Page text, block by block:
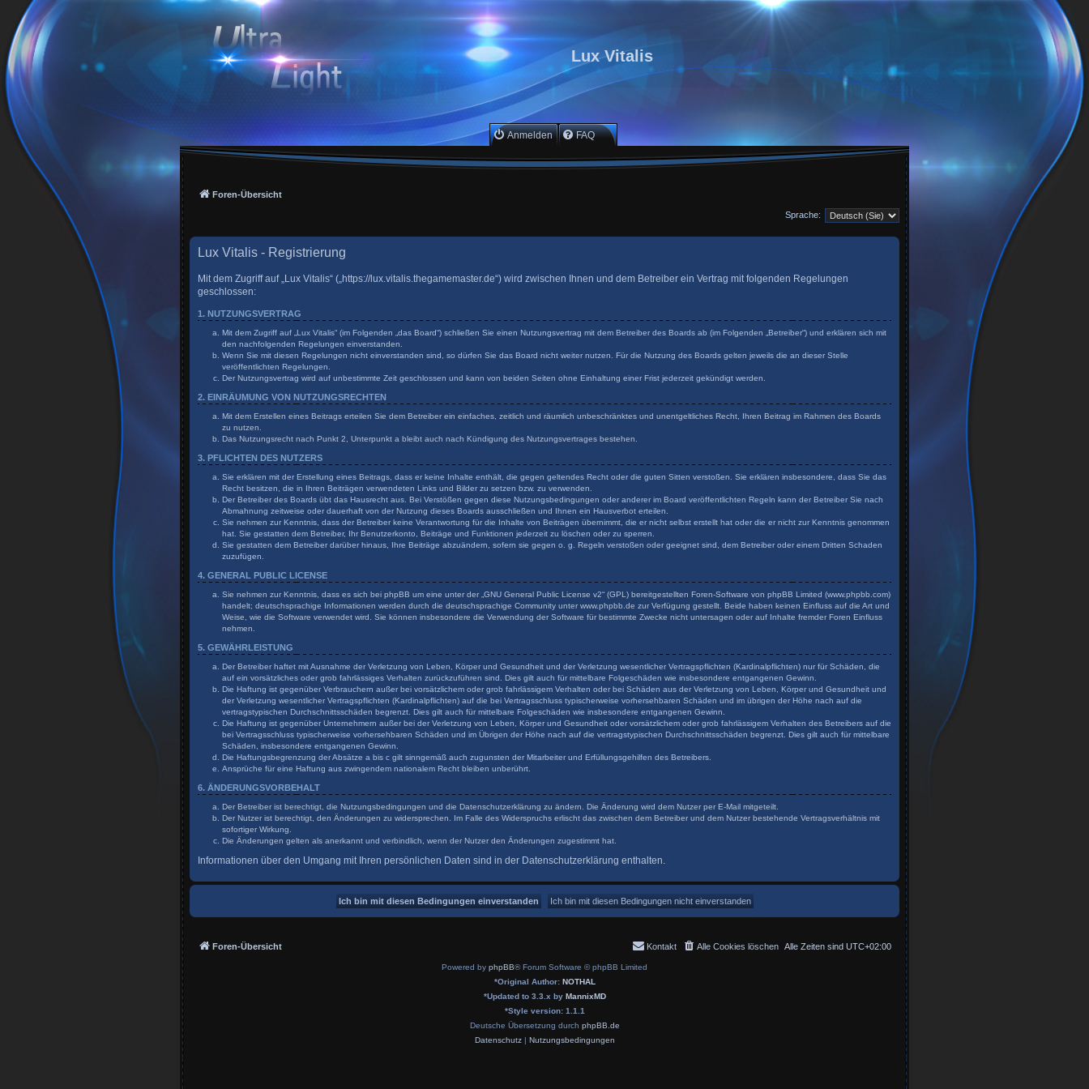
Lux Vitalis
Anmelden FAQ
Foren-Übersicht
Sprache:
Lux Vitalis - Registrierung
Mit dem Zugriff auf „Lux Vitalis“ („https://lux.vitalis.thegamemaster.de“) wird zwischen Ihnen und dem Betreiber ein Vertrag mit folgenden Regelungen
geschlossen:
1. NUTZUNGSVERTRAG
Mit dem Zugriff auf „Lux Vitalis“ (im Folgenden „das Board“) schließen Sie einen Nutzungsvertrag mit dem Betreiber des Boards ab (im Folgenden „Betreiber“) und erklären sich mit
den nachfolgenden Regelungen einverstanden.
Wenn Sie mit diesen Regelungen nicht einverstanden sind, so dürfen Sie das Board nicht weiter nutzen. Für die Nutzung des Boards gelten jeweils die an dieser Stelle
veröffentlichten Regelungen.
Der Nutzungsvertrag wird auf unbestimmte Zeit geschlossen und kann von beiden Seiten ohne Einhaltung einer Frist jederzeit gekündigt werden.
2. EINRÄUMUNG VON NUTZUNGSRECHTEN
Mit dem Erstellen eines Beitrags erteilen Sie dem Betreiber ein einfaches, zeitlich und räumlich unbeschränktes und unentgeltliches Recht, Ihren Beitrag im Rahmen des Boards
zu nutzen.
Das Nutzungsrecht nach Punkt 2, Unterpunkt a bleibt auch nach Kündigung des Nutzungsvertrages bestehen.
3. PFLICHTEN DES NUTZERS
Sie erklären mit der Erstellung eines Beitrags, dass er keine Inhalte enthält, die gegen geltendes Recht oder die guten Sitten verstoßen. Sie erklären insbesondere, dass Sie das
Recht besitzen, die in Ihren Beiträgen verwendeten Links und Bilder zu setzen bzw. zu verwenden.
Der Betreiber des Boards übt das Hausrecht aus. Bei Verstößen gegen diese Nutzungsbedingungen oder anderer im Board veröffentlichten Regeln kann der Betreiber Sie nach
Abmahnung zeitweise oder dauerhaft von der Nutzung dieses Boards ausschließen und Ihnen ein Hausverbot erteilen.
Sie nehmen zur Kenntnis, dass der Betreiber keine Verantwortung für die Inhalte von Beiträgen übernimmt, die er nicht selbst erstellt hat oder die er nicht zur Kenntnis genommen
hat. Sie gestatten dem Betreiber, Ihr Benutzerkonto, Beiträge und Funktionen jederzeit zu löschen oder zu sperren.
Sie gestatten dem Betreiber darüber hinaus, Ihre Beiträge abzuändern, sofern sie gegen o. g. Regeln verstoßen oder geeignet sind, dem Betreiber oder einem Dritten Schaden
zuzufügen.
4. GENERAL PUBLIC LICENSE
Sie nehmen zur Kenntnis, dass es sich bei phpBB um eine unter der „ GNU General Public License v2“ (GPL) bereitgestellten Foren-Software von phpBB Limited (www.phpbb.com)
handelt; deutschsprachige Informationen werden durch die deutschsprachige Community unter www.phpbb.de zur Verfügung gestellt. Beide haben keinen Einfluss auf die Art und
Weise, wie die Software verwendet wird. Sie können insbesondere die Verwendung der Software für bestimmte Zwecke nicht untersagen oder auf Inhalte fremder Foren Einfluss
nehmen.
5. GEWÄHRLEISTUNG
Der Betreiber haftet mit Ausnahme der Verletzung von Leben, Körper und Gesundheit und der Verletzung wesentlicher Vertragspflichten (Kardinalpflichten) nur für Schäden, die
auf ein vorsätzliches oder grob fahrlässiges Verhalten zurückzuführen sind. Dies gilt auch für mittelbare Folgeschäden wie insbesondere entgangenen Gewinn.
Die Haftung ist gegenüber Verbrauchern außer bei vorsätzlichem oder grob fahrlässigem Verhalten oder bei Schäden aus der Verletzung von Leben, Körper und Gesundheit und
der Verletzung wesentlicher Vertragspflichten (Kardinalpflichten) auf die bei Vertragsschluss typischerweise vorhersehbaren Schäden und im übrigen der Höhe nach auf die
vertragstypischen Durchschnittsschäden begrenzt. Dies gilt auch für mittelbare Folgeschäden wie insbesondere entgangenen Gewinn.
Die Haftung ist gegenüber Unternehmern außer bei der Verletzung von Leben, Körper und Gesundheit oder vorsätzlichem oder grob fahrlässigem Verhalten des Betreibers auf die
bei Vertragsschluss typischerweise vorhersehbaren Schäden und im Übrigen der Höhe nach auf die vertragstypischen Durchschnittsschäden begrenzt. Dies gilt auch für mittelbare
Schäden, insbesondere entgangenen Gewinn.
Die Haftungsbegrenzung der Absätze a bis c gilt sinngemäß auch zugunsten der Mitarbeiter und Erfüllungsgehilfen des Betreibers.
Ansprüche für eine Haftung aus zwingendem nationalem Recht bleiben unberührt.
6. ÄNDERUNGSVORBEHALT
Der Betreiber ist berechtigt, die Nutzungsbedingungen und die Datenschutzerklärung zu ändern. Die Änderung wird dem Nutzer per E-Mail mitgeteilt.
Der Nutzer ist berechtigt, den Änderungen zu widersprechen. Im Falle des Widerspruchs erlischt das zwischen dem Betreiber und dem Nutzer bestehende Vertragsverhältnis mit
sofortiger Wirkung.
Die Änderungen gelten als anerkannt und verbindlich, wenn der Nutzer den Änderungen zugestimmt hat.
Informationen über den Umgang mit Ihren persönlichen Daten sind in der Datenschutzerklärung enthalten.
Foren-Übersicht Alle Zeiten sind UTC+02:00
Alle Cookies löschen
Kontakt
Powered by phpBB® Forum Software © phpBB Limited
*Original Author: NOTHAL
*Updated to 3.3.x by MannixMD
*Style version: 1.1.1
Deutsche Übersetzung durch phpBB.de
Datenschutz| Nutzungsbedingungen